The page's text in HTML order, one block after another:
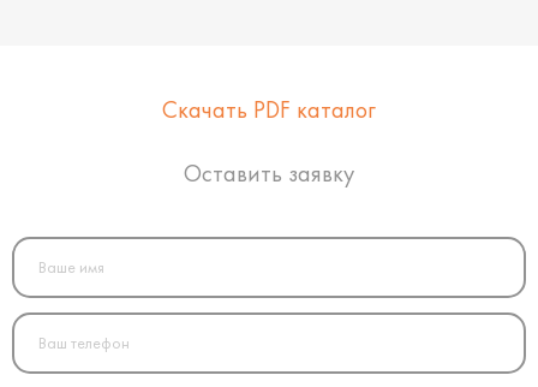
Скачать PDF каталог
Оставить заявку